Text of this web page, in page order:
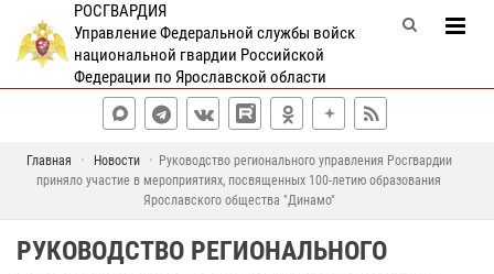
РОСГВАРДИЯ
Управление Федеральной службы войск
национальной гвардии Российской
Федерации по Ярославской области
Главная Новости
Руководство регионального управления Росгвардии
приняло участие в мероприятиях, посвященных 100-летию образования
Ярославского общества "Динамо"
РУКОВОДСТВО РЕГИОНАЛЬНОГО